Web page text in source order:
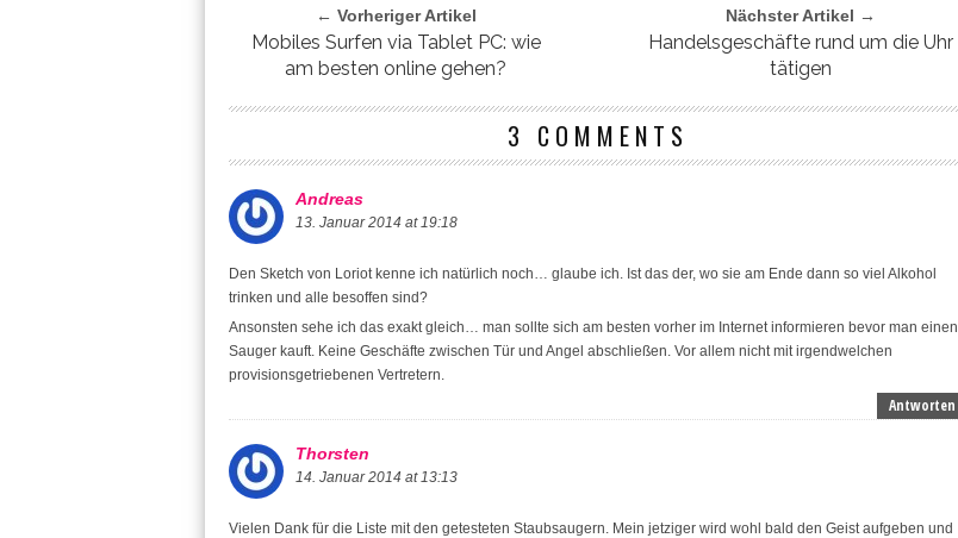
← Vorheriger Artikel
Mobiles Surfen via Tablet PC: wie
am besten online gehen?
Nächster Artikel →
Handelsgeschäfte rund um die Uhr
tätigen
3 COMMENTS
Andreas
13. Januar 2014 at 19:18
Den Sketch von Loriot kenne ich natürlich noch… glaube ich. Ist das der, wo sie am Ende dann so viel Alkohol
trinken und alle besoffen sind?
Ansonsten sehe ich das exakt gleich… man sollte sich am besten vorher im Internet informieren bevor man einen
Sauger kauft. Keine Geschäfte zwischen Tür und Angel abschließen. Vor allem nicht mit irgendwelchen
provisionsgetriebenen Vertretern.
Antworten
Thorsten
14. Januar 2014 at 13:13
Vielen Dank für die Liste mit den getesteten Staubsaugern. Mein jetziger wird wohl bald den Geist aufgeben und